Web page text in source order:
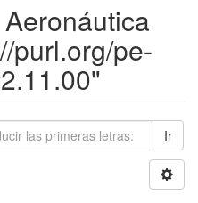
purl.org/pe-
Ir